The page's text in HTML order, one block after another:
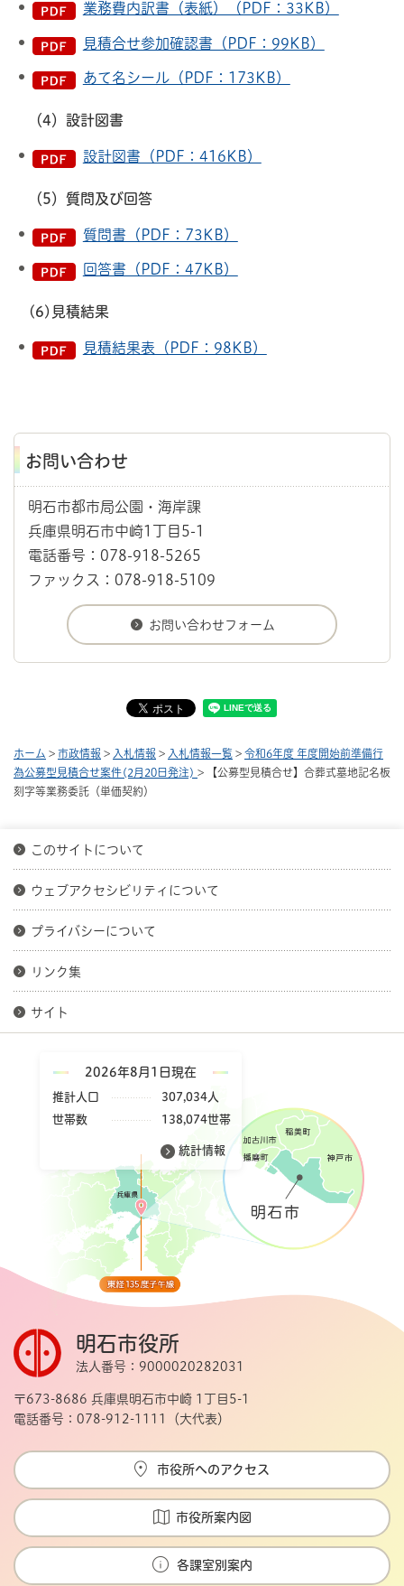
業務費内訳書（表紙）（PDF：33KB）
見積合せ参加確認書（PDF：99KB）
あて名シール（PDF：173KB）
（4）設計図書
設計図書（PDF：416KB）
（5）質問及び回答
質問書（PDF：73KB）
回答書（PDF：47KB）
(6)見積結果
見積結果表（PDF：98KB）
お問い合わせ
明石市都市局公園・海岸課
兵庫県明石市中崎1丁目5-1
電話番号：078-918-5265
ファックス：078-918-5109
ホーム > 市政情報 > 入札情報 > 入札情報一覧 > 令和6年度 年度開始前準備行
為公募型見積合せ案件(2月20日発注) > 【公募型見積合せ】合葬式墓地記名板
刻字等業務委託（単価契約）
このサイトについて
ウェブアクセシビリティについて
プライバシーについて
リンク集
サイト
2026年8月1日現在
推計人口
307,034人
世帯数
138,074世帯
統計情報
明石市役所
法人番号：9000020282031
〒673-8686 兵庫県明石市中崎 1丁目5-1
電話番号：078-912-1111（大代表）
市役所へのアクセス
市役所案内図
各課室別案内